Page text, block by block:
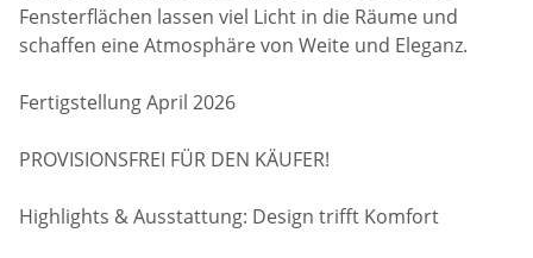
Fensterflächen lassen viel Licht in die Räume und
schaffen eine Atmosphäre von Weite und Eleganz.
Fertigstellung April 2026
PROVISIONSFREI FÜR DEN KÄUFER!
Highlights & Ausstattung: Design trifft Komfort